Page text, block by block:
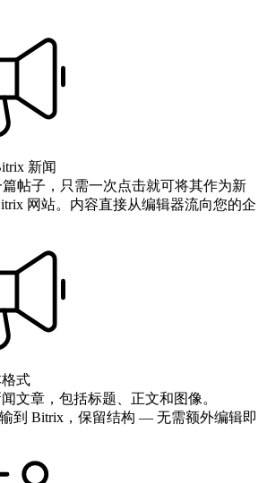
新闻
篇帖子，只需一次点击就可将其作为新
网站。内容直接从编辑器流向您的企
式
文章，包括标题、正文和图像。
输到 Bitrix，保留结构 — 无需额外编辑即